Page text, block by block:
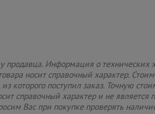
Информация о технических
носит справочный характер.
которого поступил заказ. Точную
справочный характер и не является
Вас при покупке проверять